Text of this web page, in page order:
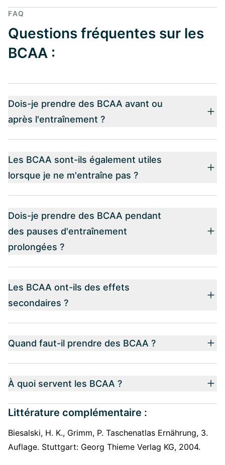
FAQ
Questions fréquentes sur les
BCAA :
Dois-je prendre des BCAA avant ou
après l'entraînement ?
Les BCAA sont-ils également utiles
lorsque je ne m'entraîne pas ?
Dois-je prendre des BCAA pendant
des pauses d'entraînement
prolongées ?
Les BCAA ont-ils des effets
secondaires ?
Quand faut-il prendre des BCAA ?
À quoi servent les BCAA ?
Littérature complémentaire :
Biesalski, H. K., Grimm, P. Taschenatlas Ernährung, 3.
Auflage. Stuttgart: Georg Thieme Verlag KG, 2004.